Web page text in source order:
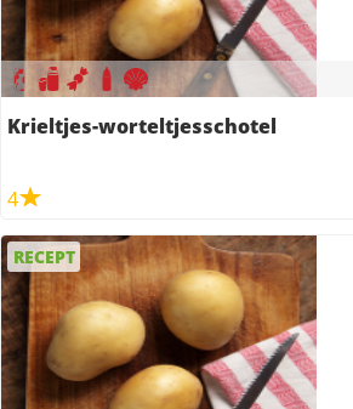
Krieltjes-worteltjesschotel
4
RECEPT